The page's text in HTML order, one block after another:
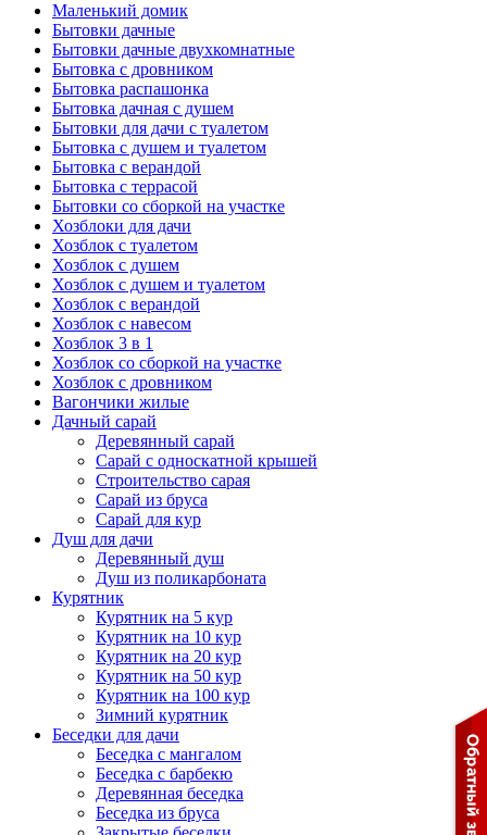
Маленький домик
Бытовки дачные
Бытовки дачные двухкомнатные
Бытовка с дровником
Бытовка распашонка
Бытовка дачная с душем
Бытовки для дачи с туалетом
Бытовка с душем и туалетом
Бытовка с верандой
Бытовка с террасой
Бытовки со сборкой на участке
Хозблоки для дачи
Хозблок с туалетом
Хозблок с душем
Хозблок с душем и туалетом
Хозблок с верандой
Хозблок с навесом
Хозблок 3 в 1
Хозблок со сборкой на участке
Хозблок с дровником
Вагончики жилые
Дачный сарай
Деревянный сарай
Cарай с односкатной крышей
Строительство сарая
Сарай из бруса
Сарай для кур
Душ для дачи
Деревянный душ
Душ из поликарбоната
Курятник
Курятник на 5 кур
Курятник на 10 кур
Курятник на 20 кур
Курятник на 50 кур
Курятник на 100 кур
Зимний курятник
Беседки для дачи
Беседка с мангалом
Беседка с барбекю
Деревянная беседка
Беседка из бруса